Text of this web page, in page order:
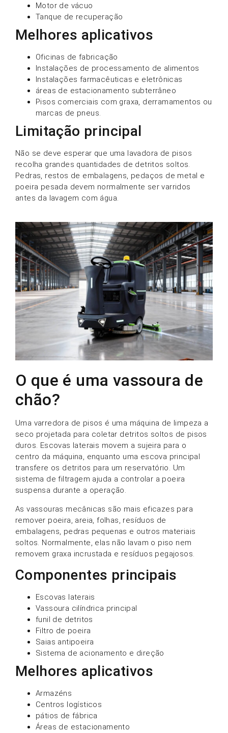
Motor de vácuo
Tanque de recuperação
Melhores aplicativos
Oficinas de fabricação
Instalações de processamento de alimentos
Instalações farmacêuticas e eletrônicas
áreas de estacionamento subterrâneo
Pisos comerciais com graxa, derramamentos ou
marcas de pneus.
Limitação principal
Não se deve esperar que uma lavadora de pisos
recolha grandes quantidades de detritos soltos.
Pedras, restos de embalagens, pedaços de metal e
poeira pesada devem normalmente ser varridos
antes da lavagem com água.
O que é uma vassoura de
chão?
Uma varredora de pisos é uma máquina de limpeza a
seco projetada para coletar detritos soltos de pisos
duros. Escovas laterais movem a sujeira para o
centro da máquina, enquanto uma escova principal
transfere os detritos para um reservatório. Um
sistema de filtragem ajuda a controlar a poeira
suspensa durante a operação.
As vassouras mecânicas são mais eficazes para
remover poeira, areia, folhas, resíduos de
embalagens, pedras pequenas e outros materiais
soltos. Normalmente, elas não lavam o piso nem
removem graxa incrustada e resíduos pegajosos.
Componentes principais
Escovas laterais
Vassoura cilíndrica principal
funil de detritos
Filtro de poeira
Saias antipoeira
Sistema de acionamento e direção
Melhores aplicativos
Armazéns
Centros logísticos
pátios de fábrica
Áreas de estacionamento